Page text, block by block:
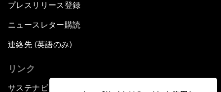
プレスリリース登録
ニュースレター購読
連絡先 (英語のみ)
リンク
サステナビリティへの取り組み